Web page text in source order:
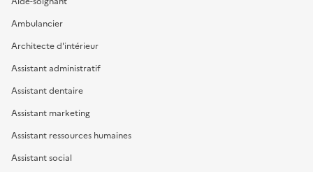
Ambulancier
Architecte d'intérieur
Assistant administratif
Assistant dentaire
Assistant marketing
Assistant ressources humaines
Assistant social